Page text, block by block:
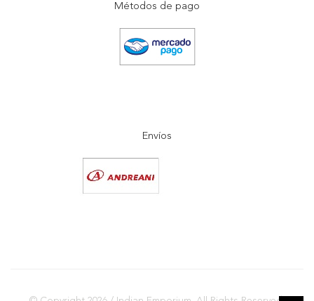
Métodos de pago
Envíos